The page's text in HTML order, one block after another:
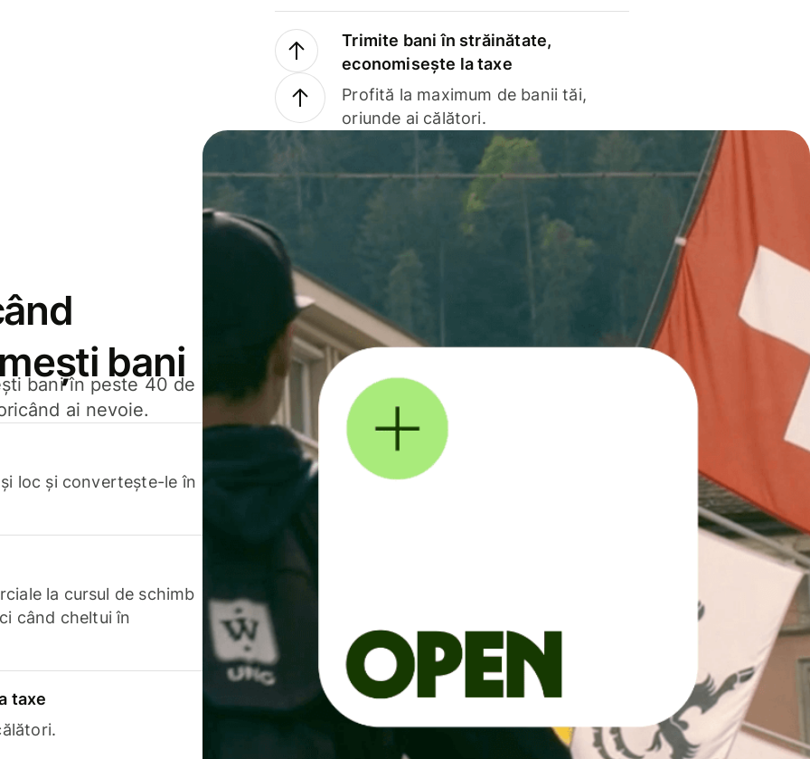
Trimite bani în străinătate,
economisește la taxe
Profită la maximum de banii tăi,
oriunde ai călători.
bani
bani în peste 40 de
ai nevoie.
loc și convertește-le în
la cursul de schimb
când cheltui în
taxe